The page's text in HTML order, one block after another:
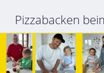
Pizzabacken